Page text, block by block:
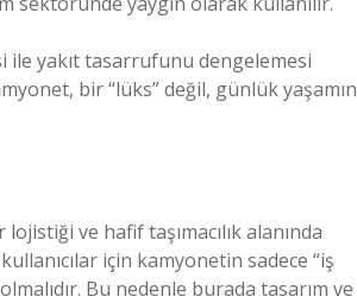
ile yakıt tasarrufunu dengelemesi
bir “lüks” değil, günlük yaşamın
ve hafif taşımacılık alanında
için kamyonetin sadece “iş
Bu nedenle burada tasarım ve